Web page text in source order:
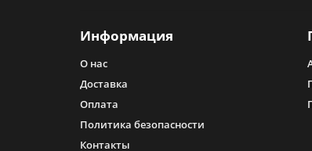
Информация
О нас
Доставка
Оплата
Политика безопасности
Контакты